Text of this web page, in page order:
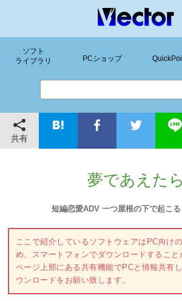
ソフト
ライブラリ
PCショップ
共有
夢であえたら
短編恋愛ADV 一つ屋根の下で起こ
ここで紹介しているソフトウェアはPC向け
め、スマートフォンでダウンロードすること
ページ上部にある共有機能でPCと情報共有
ウンロードをお願い致します。